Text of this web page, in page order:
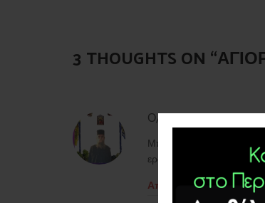
3 THOUGHTS ON “
Ο/Ηisaakmonachos
Μπορούμε κι εδώ να
ερώτησή σας πολιτισμένα
Απάντηση